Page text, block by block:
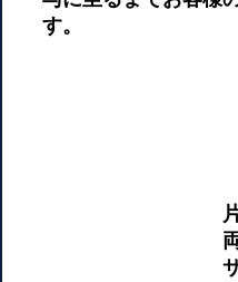
す。
BICコート
片面加工仕様 5
両面加工仕様
サイズ Li箔